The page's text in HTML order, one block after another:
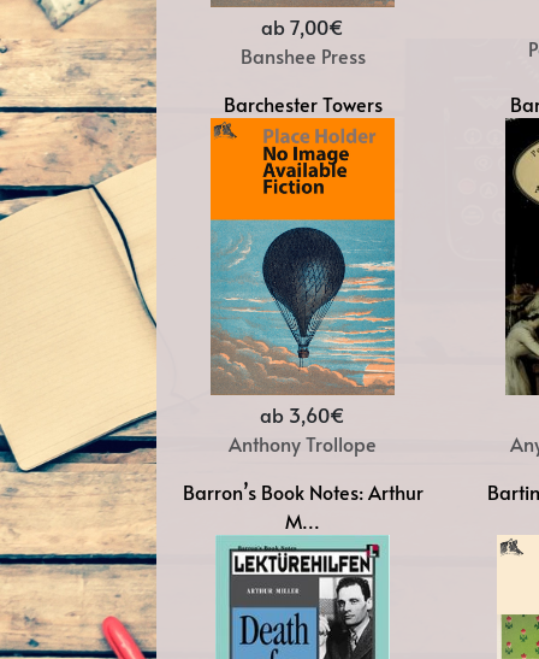
ab 7,00€
Banshee Press
Barchester Towers
ab 3,60€
Anthony Trollope
Barron’s Book Notes: Arthur
M...